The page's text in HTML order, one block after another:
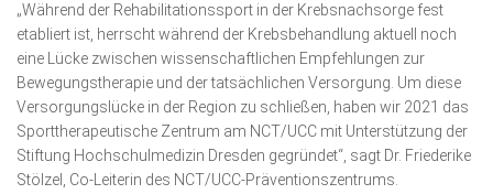
„Während der Rehabilitationssport in der Krebsnachsorge fest
etabliert ist, herrscht während der Krebsbehandlung aktuell noch
eine Lücke zwischen wissenschaftlichen Empfehlungen zur
Bewegungstherapie und der tatsächlichen Versorgung. Um diese
Versorgungslücke in der Region zu schließen, haben wir 2021 das
Sporttherapeutische Zentrum am NCT/UCC mit Unterstützung der
Stiftung Hochschulmedizin Dresden gegründet“, sagt Dr. Friederike
Stölzel, Co-Leiterin des NCT/UCC-Präventionszentrums.